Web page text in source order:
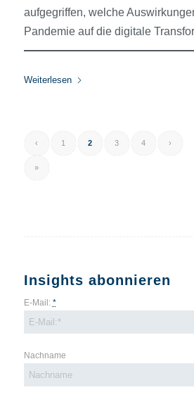
aufgegriffen, welche
Pandemie auf die digitale
Weiterlesen
‹ 1 2 3 4 ›
»
Insights abonnieren
E-Mail: *
Nachname